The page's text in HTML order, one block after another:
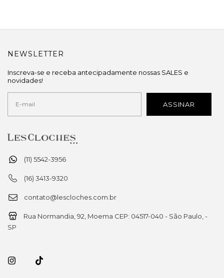
(11) 5542-3956
(16) 3413-9320
contato@lescloches.com.br
Rua Normandia, 92, Moema CEP: 04517-040 - São Paulo, -
SP
NEWSLETTER
Inscreva-se e receba antecipadamente nossas SALES e
novidades!